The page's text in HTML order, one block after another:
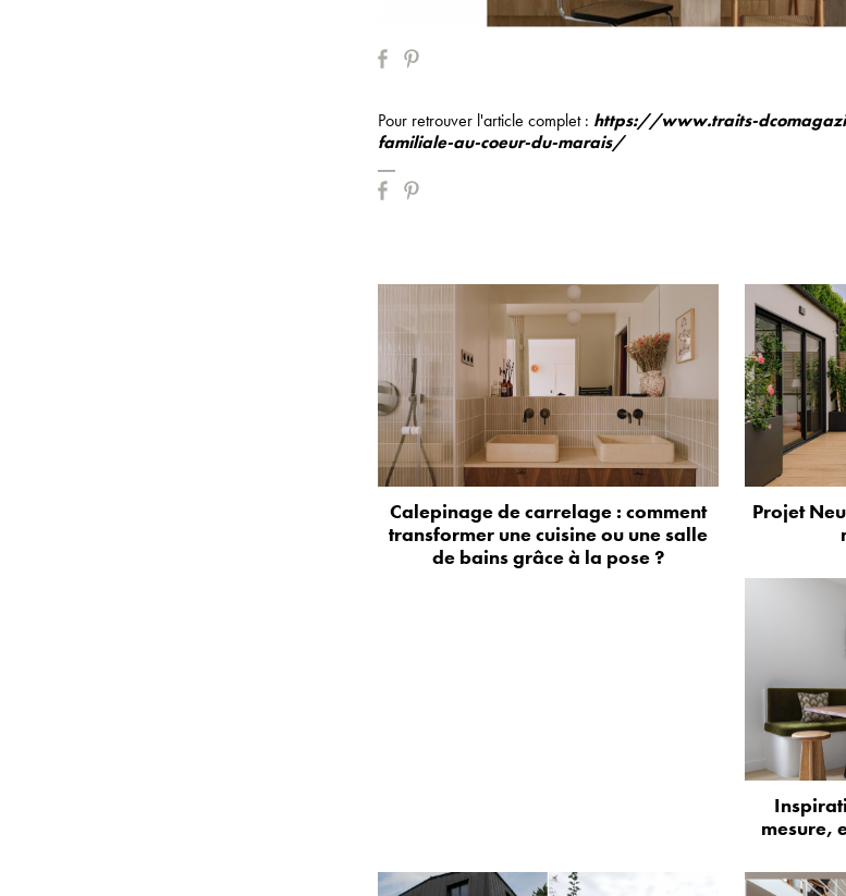
Pour retrouver l'article complet : https://www.traits-
familiale-au-coeur-du-marais/
Calepinage de carrelage : comment
transformer une cuisine ou une salle
de bains grâce à la pose ?
Projet
mesure,